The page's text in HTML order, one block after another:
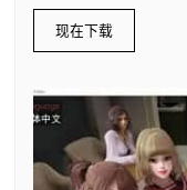
现在下载